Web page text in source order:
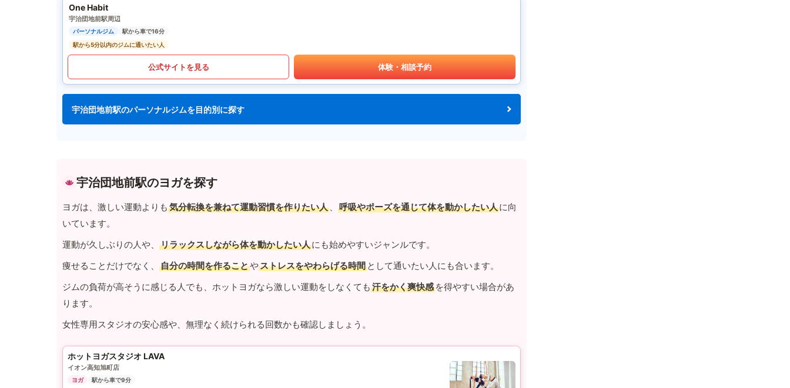
One Habit
宇治団地前駅周辺
パーソナルジム
駅から車で16分
駅から5分以内のジムに通いたい人
公式サイトを見る 体験・相談予約
宇治団地前駅のパーソナルジムを目的別に探す
宇治団地前駅のヨガを探す
ヨガは、激しい運動よりも 気分転換を兼ねて運動習慣を作りたい人 、 呼吸やポーズを通じて体を動かしたい人に向
いています。
運動が久しぶりの人や、
リラックスしながら体を動かしたい人にも始めやすいジャンルです。
痩せることだけでなく、
自分の時間を作ることやストレスをやわらげる時間 として通いたい人にも合います。
ジムの負荷が高そうに感じる人でも、ホットヨガなら激しい運動をしなくても 汗をかく爽快感 を得やすい場合があ
ります。
女性専用スタジオの安心感や、無理なく続けられる回数かも確認しましょう。
ホットヨガスタジオ LAVA
イオン高知旭町店
ヨガ 駅から車で9分